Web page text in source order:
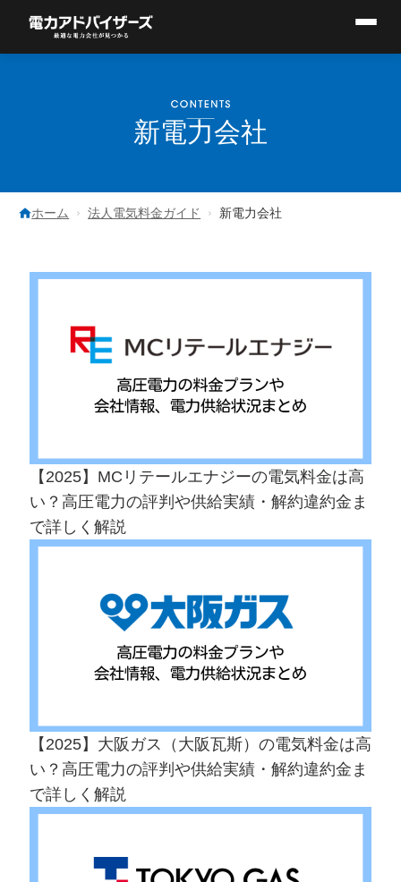
新電力会社
ホーム 法人電気料金ガイド 新電力会社
【2025】MCリテールエナジーの電気料金は高
い？高圧電力の評判や供給実績・解約違約金ま
で詳しく解説
【2025】大阪ガス（大阪瓦斯）の電気料金は高
い？高圧電力の評判や供給実績・解約違約金ま
で詳しく解説